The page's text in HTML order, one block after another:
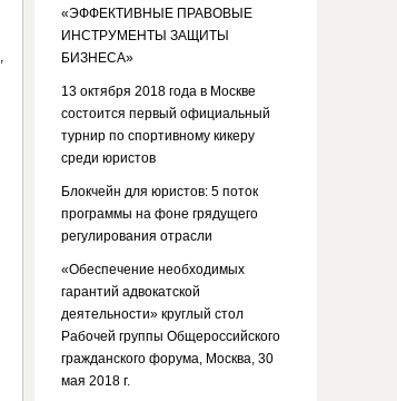
,
«ЭФФЕКТИВНЫЕ ПРАВОВЫЕ
ИНСТРУМЕНТЫ ЗАЩИТЫ
БИЗНЕСА»
13 октября 2018 года в Москве
состоится первый официальный
турнир по спортивному кикеру
среди юристов
Блокчейн для юристов: 5 поток
программы на фоне грядущего
регулирования отрасли
«Обеспечение необходимых
гарантий адвокатской
деятельности» круглый стол
Рабочей группы Общероссийского
гражданского форума, Москва, 30
мая 2018 г.